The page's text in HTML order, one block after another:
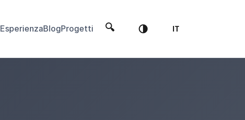
EsperienzaBlogProgetti 🔍 🌗 IT